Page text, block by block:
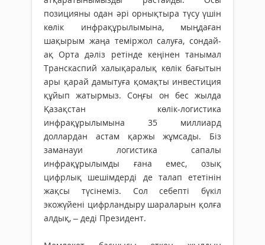
позицияны одан әрі орнықтыра түсу үшін
көлік инфрақұрылымына, мыңдаған
шақырым жаңа теміржол салуға, сондай-
ақ Орта дәліз ретінде кеңінен танымал
Транскаспий халықаралық көлік бағытын
ары қарай дамытуға қомақты инвестиция
құйып жатырмыз. Соңғы он бес жылда
Қазақстан көлік-логистика
инфрақұрылымына 35 миллиард
доллардан астам қаржы жұмсады. Біз
заманауи логистика сапалы
инфрақұрылымды ғана емес, озық
цифрлық шешімдерді де талап ететінін
жақсы түсінеміз. Сол себепті бүкіл
экожүйені цифрландыру шараларын қолға
алдық, – деді Президент.